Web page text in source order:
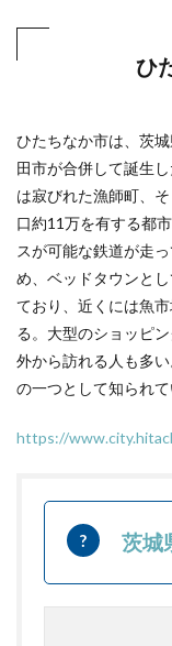
ひ
ひたちなか市は、茨
田市が合併して誕生
は寂びれた漁師町、
口約11万を有する都
スが可能な鉄道が走
め、ベッドタウンと
ており、近くには魚
る。大型のショッピ
外から訪れる人も多
の一つとして知られて
https://
茨城